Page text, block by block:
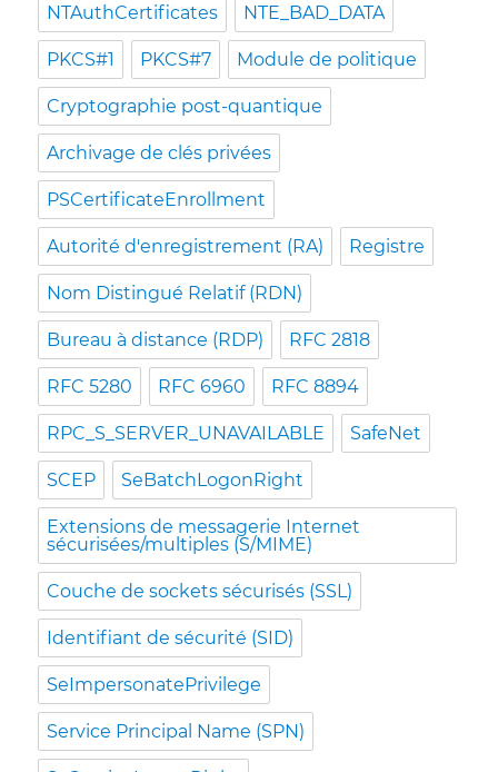
NTAuthCertificates NTE_BAD_DATA
PKCS#1 PKCS#7 Module de politique
Cryptographie post-quantique
Archivage de clés privées
PSCertificateEnrollment
Autorité d'enregistrement (RA) Registre
Nom Distingué Relatif (RDN)
Bureau à distance (RDP) RFC 2818
RFC 5280 RFC 6960 RFC 8894
RPC_S_SERVER_UNAVAILABLE SafeNet
SCEP SeBatchLogonRight
Extensions de messagerie Internet
sécurisées/multiples (S/MIME)
Couche de sockets sécurisés (SSL)
Identifiant de sécurité (SID)
SeImpersonatePrivilege
Service Principal Name (SPN)